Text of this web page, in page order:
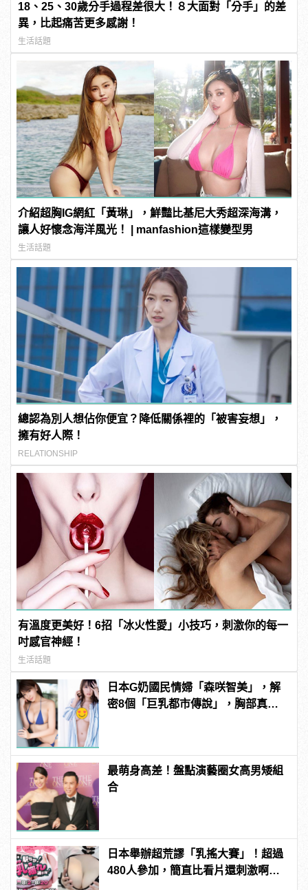
18、25、30歲分手過程差很大！８大面對「分手」的差
異，比起痛苦更多感謝！
生活話題
介紹超胸IG網紅「黃琳」，鮮豔比基尼大秀超深海溝，
讓人好懷念海洋風光！ | manfashion這樣變型男
生活話題
總認為別人想佔你便宜？降低關係裡的「被害妄想」，
擁有好人際！
RELATIONSHIP
有溫度更美好！6招「冰火性愛」小技巧，刺激你的每一
吋感官神經！
生活話題
日本G奶國民情婦「森咲智美」，解
密8個「巨乳都市傳說」，胸部真能
最萌身高差！盤點演藝圈女高男矮組
合
日本舉辦超荒謬「乳搖大賽」！超過
480人參加，簡直比看片還刺激啊！ |